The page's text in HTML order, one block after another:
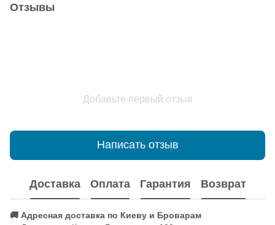
Отзывы
Добавьте первый отзыв
Написать отзыв
Доставка Оплата Гарантия Возврат
🚚 Адресная доставка по Киеву и Броварам